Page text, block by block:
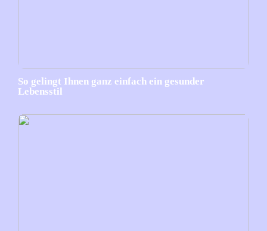
So gelingt Ihnen ganz einfach ein gesunder
Lebensstil